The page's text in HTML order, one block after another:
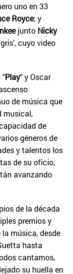
uno en 33
Royce; y
junto Nicky
cuyo video
"Play" y Oscar
de música que
musical,
de
géneros de
y talentos los
de su oficio,
avanzando
de la década
premios y
música, desde
hasta
cantamos,
su huella en